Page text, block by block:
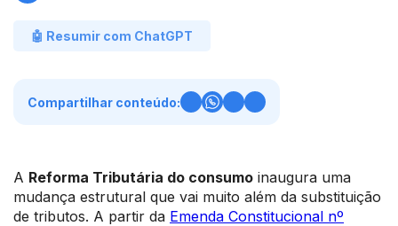
🤖 Resumir com ChatGPT
Compartilhar conteúdo:
A Reforma Tributária do consumo inaugura uma
mudança estrutural que vai muito além da substituição
de tributos. A partir da Emenda Constitucional nº